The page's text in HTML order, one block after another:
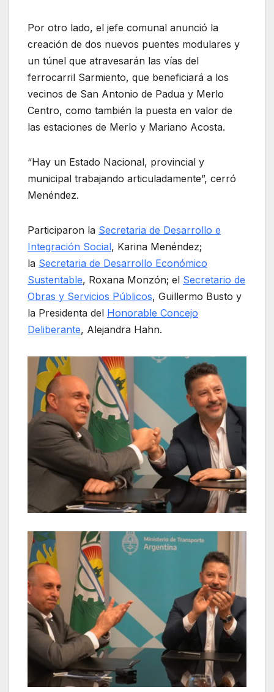
Por otro lado, el jefe comunal anunció la
creación de dos nuevos puentes modulares y
un túnel que atravesarán las vías del
ferrocarril Sarmiento, que beneficiará a los
vecinos de San Antonio de Padua y Merlo
Centro, como también la puesta en valor de
las estaciones de Merlo y Mariano Acosta.
“Hay un Estado Nacional, provincial y
municipal trabajando articuladamente”, cerró
Menéndez.
Participaron la Secretaria de Desarrollo e
Integración Social, Karina Menéndez;
la Secretaria de Desarrollo Económico
Sustentable, Roxana Monzón; el Secretario de
Obras y Servicios Públicos, Guillermo Busto y
la Presidenta del Honorable Concejo
Deliberante, Alejandra Hahn.